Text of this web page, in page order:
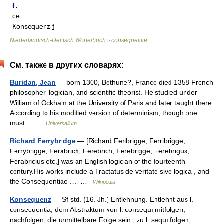
II.
de
Konsequenz f
Niederländisch-Deutsch Wörterbuch > consequentie
См. также в других словарях:
Buridan, Jean — born 1300, Béthune?, France died 1358 French
philosopher, logician, and scientific theorist. He studied under
William of Ockham at the University of Paris and later taught there.
According to his modified version of determinism, though one
must… …
Universalium
Richard Ferrybridge — [Richard Feribrigge, Ferribrigge,
Ferrybrigge, Ferabrich, Ferebrich, Ferebrigge, Ferebrigus,
Ferabricius etc.] was an English logician of the fourteenth
century.His works include a Tractatus de veritate sive logica , and
the Consequentiae .… …
Wikipedia
Konsequenz — Sf std. (16. Jh.) Entlehnung. Entlehnt aus l.
cōnsequēntia, dem Abstraktum von l. cōnsequī mitfolgen,
nachfolgen, die unmittelbare Folge sein , zu l. sequī folgen,